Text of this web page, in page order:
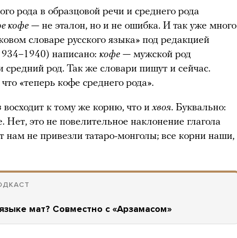
рода в образцовой речи и среднего рода
кофе — не эталон, но и не ошибка. И так уже много
словаре русского языка» под редакцией
написано: кофе — мужской род
средний род. Так же словари пишут и сейчас.
«теперь кофе среднего рода».
восходит к тому же корню, что ихвоя. Буквально:
Нет, это не повелительное наклонение глагола
нам не привезли татаро-монголы; все корни наши,
мат? Совместно с «Арзамасом»